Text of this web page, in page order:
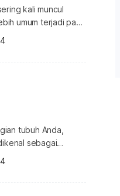
kali muncul
umum terjadi pada
Apa itu Ewing’s
kanker langka
tubuh Anda,
sebagai
Temukan
adalah jenis